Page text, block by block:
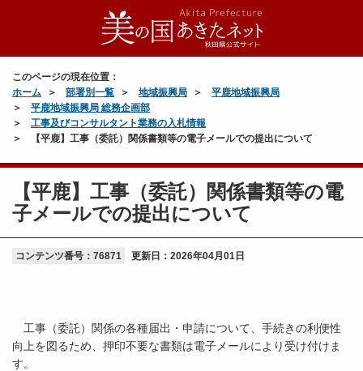
このページの現在位置：
ホーム
部署別一覧 地域振興局
平鹿地域振興局
平鹿地域振興局 総務企画部
工事及びコンサルタント業務の入札情報
【平鹿】工事（委託）関係書類等の電子メールでの提出について
【平鹿】工事（委託）関係書類等の電
子メールでの提出について
コンテンツ番号：76871 更新日： 2026年04月01日
工事（委託）関係の各種届出・申請について、手続きの利便性
向上を図るため、押印不要な書類は電子メールにより受け付けま
す。